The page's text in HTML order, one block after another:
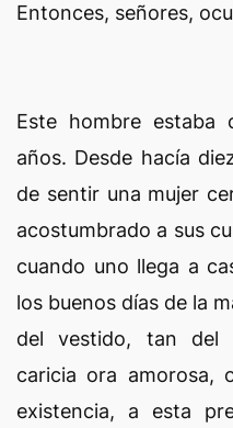
Entonces, señores,
Este hombre estaba
años. Desde hacía
de sentir una mujer
acostumbrado a sus
cuando uno llega a
los buenos días de la
del vestido, tan del
caricia ora amorosa,
existencia, a esta